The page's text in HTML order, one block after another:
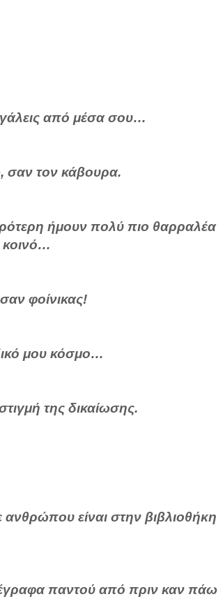
από μέσα σου…
σαν τον κάβουρα.
ήμουν πολύ πιο θαρραλέα
κοινό…
φοίνικας!
μου κόσμο…
της δικαίωσης.
είναι στην βιβλιοθήκη
παντού από πριν καν πάω